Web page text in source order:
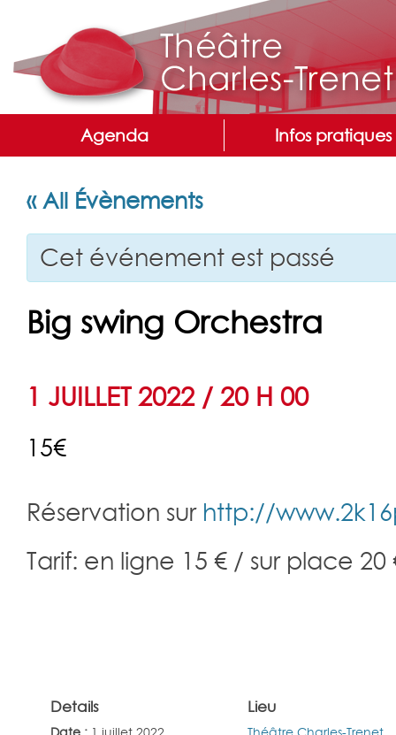
Agenda Infos pratiques
« All Évènements
Cet événement est passé
Big swing Orchestra
1 JUILLET 2022 / 20 H 00
15€
Évènement
Réservation sur http://
Tarif: en ligne 15 € / sur place 20
Details Lieu